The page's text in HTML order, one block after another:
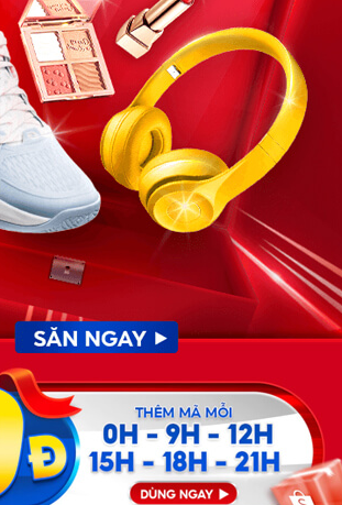
nhiều lần yêu cầu chị rời khỏi nhà.
chị Lệ, khi bé trai đang ngồi
trẻ ra khỏi vòng tay mẹ.
bị giữ lại. Sau đó, giữa chị và bố
video cho thấy bé trai liên tục
lại gần.
đứa trẻ vẫn không nín và tiếp tục